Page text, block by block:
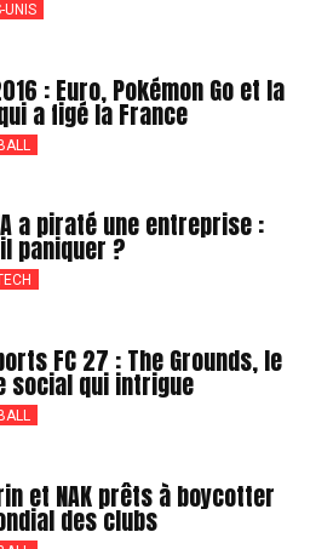
UNIS
: Euro, Pokémon Go et la
a figé la France
a piraté une entreprise :
paniquer ?
FC 27 : The Grounds, le
social qui intrigue
et NAK prêts à boycotter
des clubs